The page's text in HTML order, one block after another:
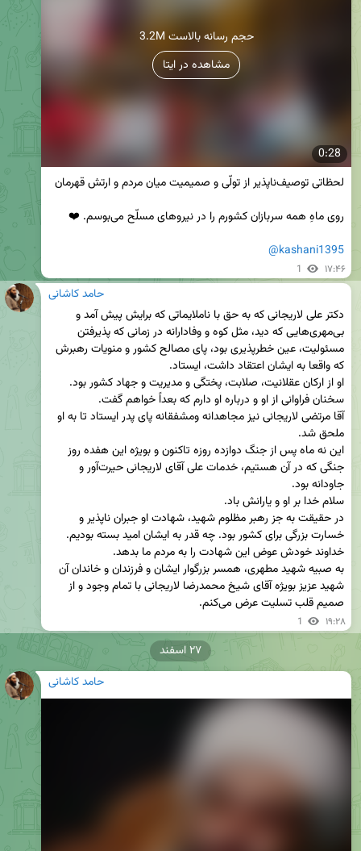
0:28
3.2M حجم رسانه بالاست
مشاهده در ایتا
@kashani1395
1 ۱۷:۴۶
حامد کاشانی
صمیم قلب تسلیت عرض می‌کنم.
1 ۱۹:۲۸
حامد کاشانی
۲۷ اسفند